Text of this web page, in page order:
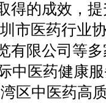
得的成效，
市医药行业
有限公司等
中医药健康
区中医药高